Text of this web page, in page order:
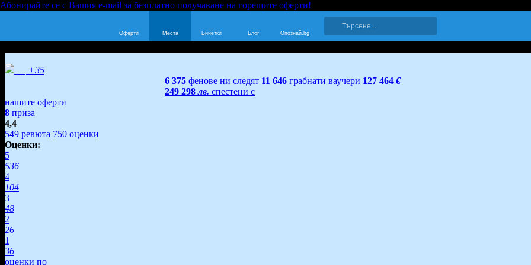
Абонирайте се с Вашия e-mail за безплатно получаване на горещите оферти!
Оферти Места Винетки Блог Опознай.bg
+35
6 375 фенове ни следят 11 646 грабнати ваучери 127 464 €
249 298лв. спестени с
нашите оферти
8 приза
4,4
549 ревюта 750 оценки
Оценки:
5
536
4
104
3
48
2
26
1
36
оценки по